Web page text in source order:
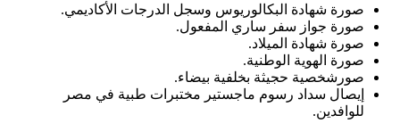
صورة شهادة البكالوريوس وسجل الدرجات الأكاديمي.
صورة جواز سفر ساري المفعول.
صورة شهادة الميلاد.
صورة الهوية الوطنية.
صورشخصية حجيثة بخلفية بيضاء.
إيصال سداد رسوم ماجستير مختبرات طبية في مصر
للوافدين.